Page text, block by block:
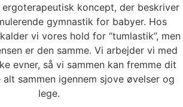
koncept, der beskriver
gymnastik for babyer. Hos
vi vores hold for “tumlastik”, men
er den samme. Vi arbejder vi med
evner, så vi sammen kan fremme dit
sammen igennem sjove øvelser og
lege.